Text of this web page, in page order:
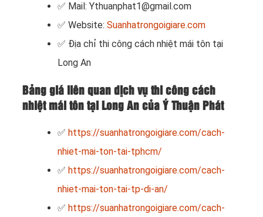
✅ Mail: Ythuanphat1@gmail.com
✅ Website: Suanhatrongoigiare.com
✅ Địa chỉ thi công cách nhiệt mái tôn tại
Long An
Bảng giá liên quan dịch vụ thi công cách
nhiệt mái tôn tại Long An của Ý Thuận Phát
✅ https://suanhatrongoigiare.com/cach-
nhiet-mai-ton-tai-tphcm/
✅ https://suanhatrongoigiare.com/cach-
nhiet-mai-ton-tai-tp-di-an/
✅ https://suanhatrongoigiare.com/cach-